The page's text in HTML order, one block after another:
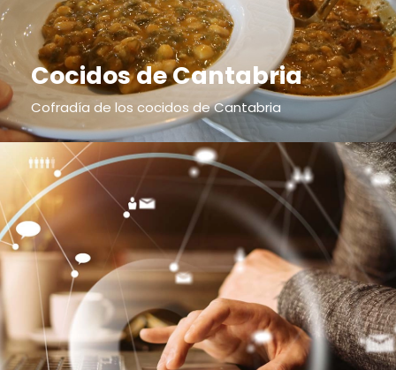
Cocidos de Cantabria
Cofradía de los cocidos de Cantabria